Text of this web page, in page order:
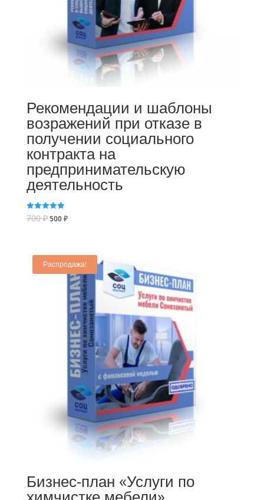
Рекомендации и шаблоны
возражений при отказе в
получении социального
контракта на
предпринимательскую
деятельность
Оценка
5.00
700₽500₽
Распродажа!
Бизнес-план «Услуги по